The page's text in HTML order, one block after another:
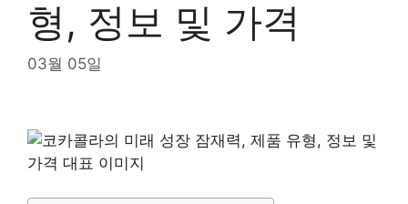
형, 정보 및 가격
03월 05일